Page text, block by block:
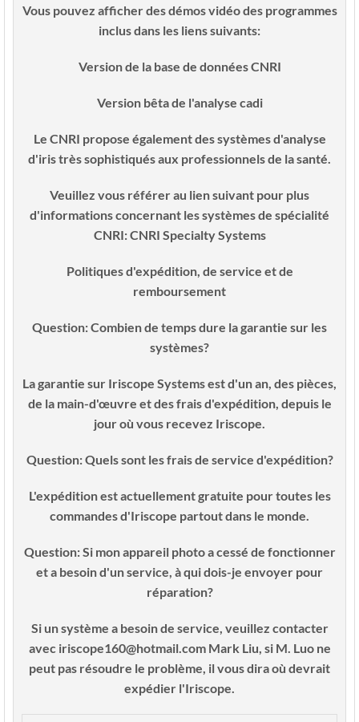
Vous pouvez afficher des démos vidéo des programmes
inclus dans les liens suivants:
Version de la base de données CNRI
Version bêta de l'analyse cadi
Le CNRI propose également des systèmes d'analyse
d'iris très sophistiqués aux professionnels de la santé.
Veuillez vous référer au lien suivant pour plus
d'informations concernant les systèmes de spécialité
CNRI: CNRI Specialty Systems
Politiques d'expédition, de service et de
remboursement
Question:Combien de temps dure la garantie sur les
systèmes?
La garantie sur Iriscope Systems est d'un an, des pièces,
de la main-d'œuvre et des frais d'expédition, depuis le
jour où vous recevez Iriscope.
Question:Quels sont les frais de service d'expédition?
L'expédition est actuellement gratuite pour toutes les
commandes d'Iriscope partout dans le monde.
Question:Si mon appareil photo a cessé de fonctionner
et a besoin d'un service, à qui dois-je envoyer pour
réparation?
Si un système a besoin de service, veuillez contacter
avec iriscope160@hotmail.com Mark Liu, si M. Luo ne
peut pas résoudre le problème, il vous dira où devrait
expédier l'Iriscope.